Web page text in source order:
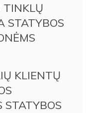
TINKLŲ
STATYBOS
KLIENTŲ
STATYBOS